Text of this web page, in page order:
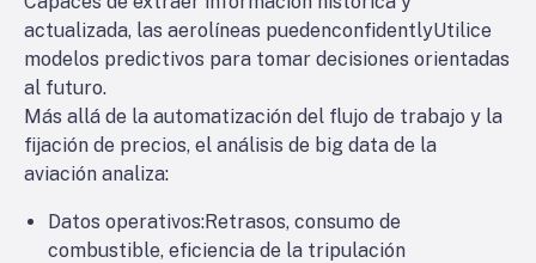
actualizada, las aerolíneas puedenconfidentlyUtilice
modelos predictivos para tomar decisiones orientadas
al futuro.
Más allá de la automatización del flujo de trabajo y la
fijación de precios, el análisis de big data de la
aviación analiza:
Datos operativos:Retrasos, consumo de
combustible, eficiencia de la tripulación